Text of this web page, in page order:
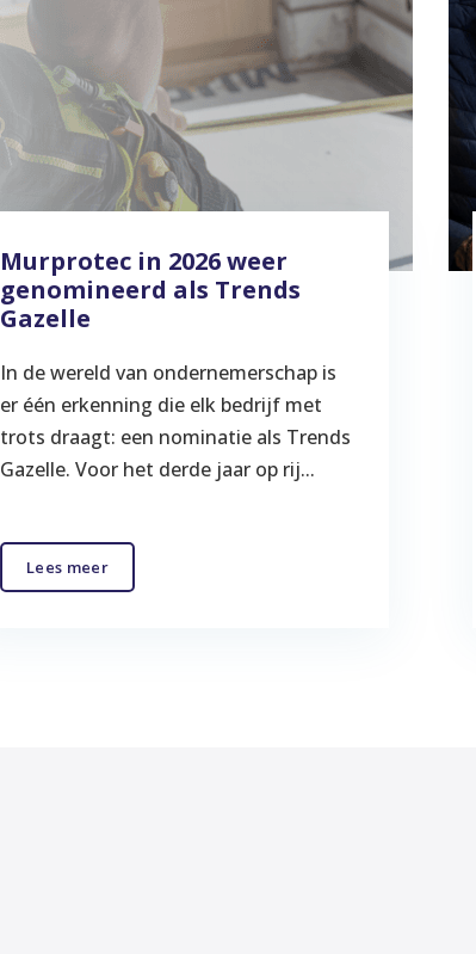
Murprotec in 2026 weer
genomineerd als Trends
Gazelle
In de wereld van ondernemerschap is
er één erkenning die elk bedrijf met
trots draagt: een nominatie als Trends
Gazelle. Voor het derde jaar op rij...
Lees meer